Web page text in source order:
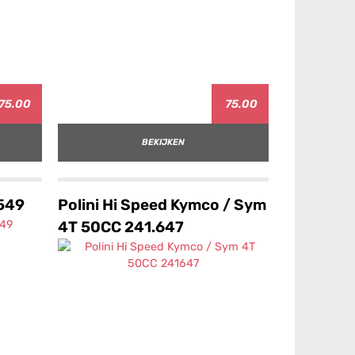
75.00
BEKIJKEN
Polini Hi Speed Kymco / Sym
4T 50CC 241.647